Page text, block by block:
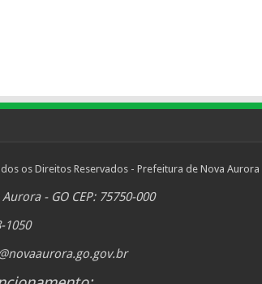
os Direitos Reservados - Prefeitura de Nova Aurora
- GO CEP: 75750-000
1050